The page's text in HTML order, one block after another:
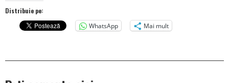
Distribuie pe:
WhatsApp
Mai mult